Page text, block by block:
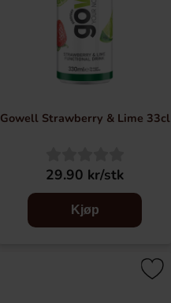
Gowell Strawberry & Lime 33cl
29.90 kr/stk
Kjøp